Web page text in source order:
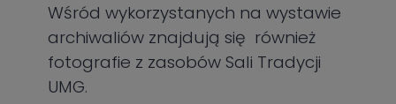
Wśród wykorzystanych na wystawie
archiwaliów znajdują się również
fotografie z zasobów Sali Tradycji
UMG.